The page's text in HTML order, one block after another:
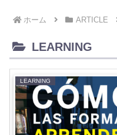
ホーム ARTICLE
LEARNING
LEARNING